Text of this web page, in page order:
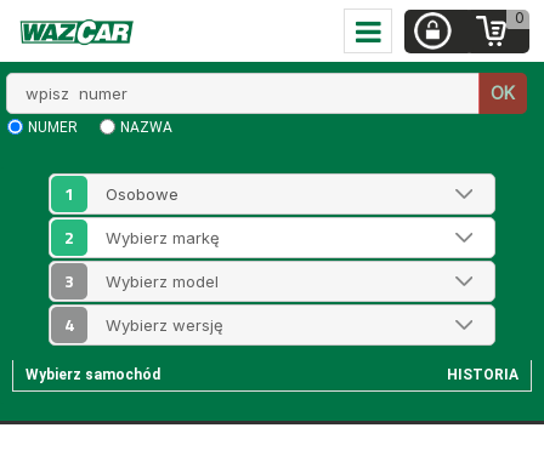
0
numer
OK
NUMER NAZWA
1
2
3
4
Wybierz samochód HISTORIA